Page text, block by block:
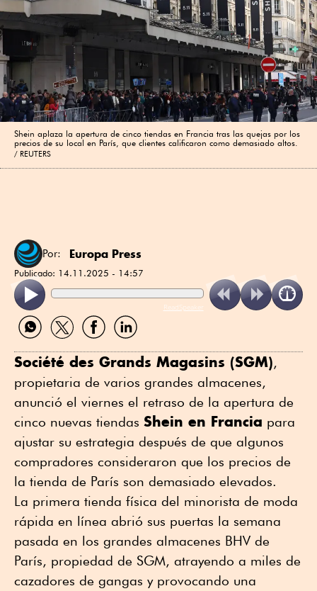
Shein aplaza la apertura de cinco tiendas en Francia tras las quejas por los
precios de su local en París, que clientes calificaron como demasiado altos.
REUTERS
Por: Europa Press
Publicado: 14.11.2025 - 14:57
ReadSpeaker
Compartir
por
Compartir
por
Compartir
por
Compartir
por
Société des Grands Magasins (SGM),
propietaria de varios grandes almacenes,
anunció el viernes el retraso de la apertura de
cinco nuevas tiendas Shein en Francia para
ajustar su estrategia después de que algunos
compradores consideraron que los precios de
la tienda de París son demasiado elevados.
La primera tienda física del minorista de moda
rápida en línea abrió sus puertas la semana
pasada en los grandes almacenes BHV de
París, propiedad de SGM, atrayendo a miles de
cazadores de gangas y provocando una